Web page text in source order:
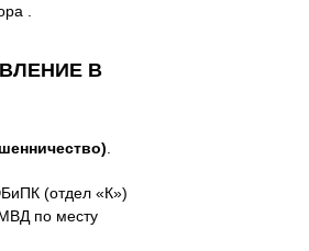
.
В
(отдел «К»)
по месту